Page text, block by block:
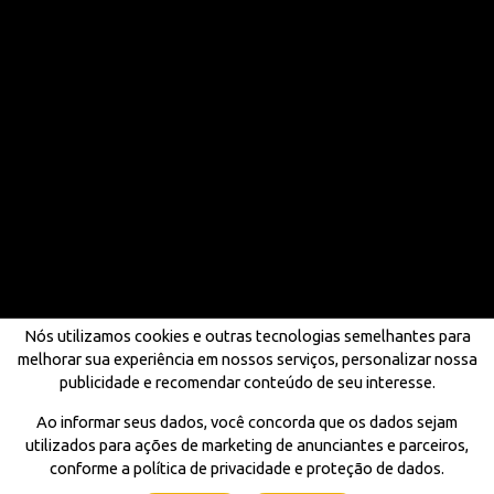
Nós utilizamos cookies e outras tecnologias semelhantes para
melhorar sua experiência em nossos serviços, personalizar nossa
publicidade e recomendar conteúdo de seu interesse.
Ao informar seus dados, você concorda que os dados sejam
utilizados para ações de marketing de anunciantes e parceiros,
conforme a política de privacidade e proteção de dados.